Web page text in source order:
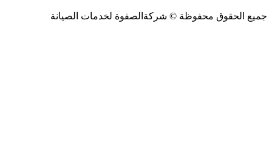
جميع الحقوق محفوظة © شركةالصفوة لخدمات الصيانة